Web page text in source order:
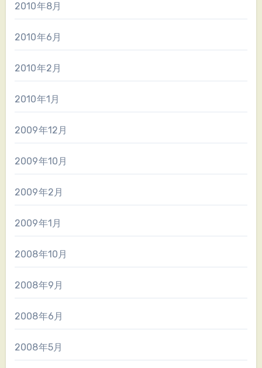
2010年8月
2010年6月
2010年2月
2010年1月
2009年12月
2009年10月
2009年2月
2009年1月
2008年10月
2008年9月
2008年6月
2008年5月